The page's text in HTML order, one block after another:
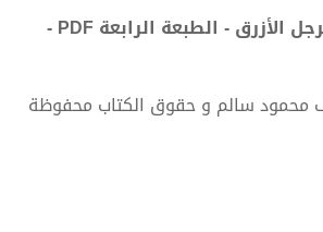
تحميل كتاب لغز الرجل الأزرق - الطبعة الرابعة PDF -
محمود سالم و حقوق الكتاب محفوظة